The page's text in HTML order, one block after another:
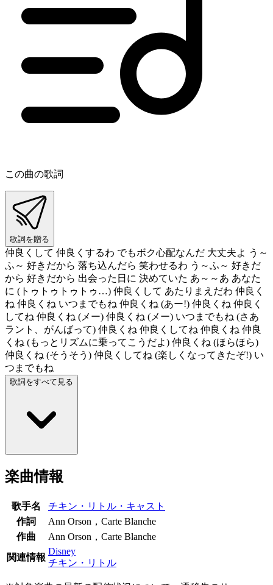
この曲の歌詞
歌詞を贈る
仲良くして 仲良くするわ でもボク心配なんだ 大丈夫よ う～
ふ～ 好きだから 落ち込んだら 笑わせるわ う～ふ～ 好きだ
から 好きだから 出会った日に 決めていた あ～～あ あなた
に (トゥトゥトゥトゥ…) 仲良くして あたりまえだわ 仲良く
ね 仲良くね いつまでもね 仲良くね (あー!) 仲良くね 仲良く
してね 仲良くね (メー) 仲良くね (メー) いつまでもね (さあ
ラント、がんばって) 仲良くね 仲良くしてね 仲良くね 仲良
くね (もっとリズムに乗ってこうだよ) 仲良くね (ほらほら)
仲良くね (そうそう) 仲良くしてね (楽しくなってきたぞ!) い
つまでもね
歌詞をすべて見る
楽曲情報
歌手名
チキン・リトル・キャスト
作詞
Ann Orson，Carte Blanche
作曲
Ann Orson，Carte Blanche
関連情報
Disney
チキン・リトル